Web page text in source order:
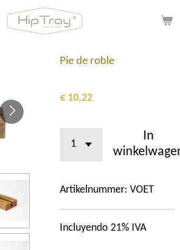
Pie de roble
€ 10,22
In
Artikelnummer: VOET
Incluyendo 21% IVA